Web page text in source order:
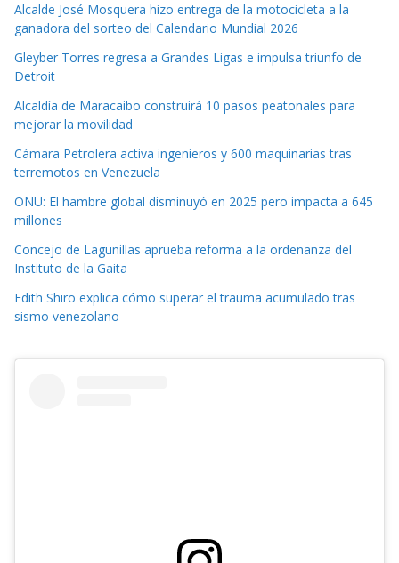
Alcalde José Mosquera hizo entrega de la motocicleta a la
ganadora del sorteo del Calendario Mundial 2026
Gleyber Torres regresa a Grandes Ligas e impulsa triunfo de
Detroit
Alcaldía de Maracaibo construirá 10 pasos peatonales para
mejorar la movilidad
Cámara Petrolera activa ingenieros y 600 maquinarias tras
terremotos en Venezuela
ONU: El hambre global disminuyó en 2025 pero impacta a 645
millones
Concejo de Lagunillas aprueba reforma a la ordenanza del
Instituto de la Gaita
Edith Shiro explica cómo superar el trauma acumulado tras
sismo venezolano